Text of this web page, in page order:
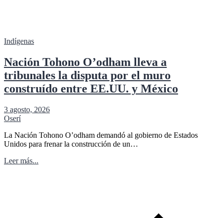
Indígenas
Nación Tohono O’odham lleva a
tribunales la disputa por el muro
construído entre EE.UU. y México
3 agosto, 2026
Oserí
La Nación Tohono O’odham demandó al gobierno de Estados
Unidos para frenar la construcción de un…
Leer más...